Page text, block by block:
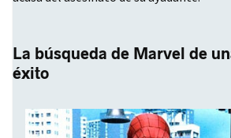
La búsqueda de Marvel de
éxito